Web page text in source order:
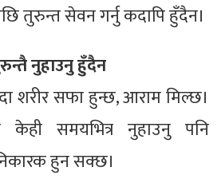
तुरुन्त सेवन गर्नु कदापि हुँदैन।
नुहाउनु हुँदैन
शरीर सफा हुन्छ, आराम मिल्छ।
समयभित्र नुहाउनु पनि
हुन सक्छ।